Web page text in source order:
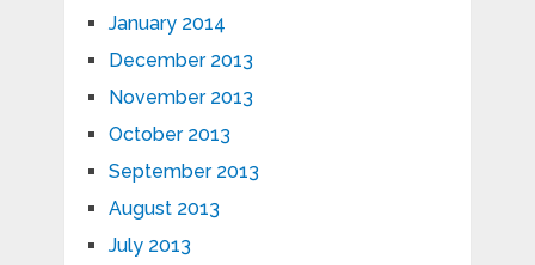
January 2014
December 2013
November 2013
October 2013
September 2013
August 2013
July 2013